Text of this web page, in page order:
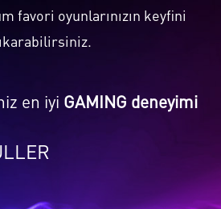
favori oyunlarınızın keyfini
en iyi GAMING deneyimi